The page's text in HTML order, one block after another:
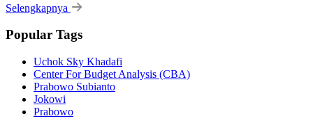
Selengkapnya
Popular Tags
Uchok Sky Khadafi
Center For Budget Analysis (CBA)
Prabowo Subianto
Jokowi
Prabowo